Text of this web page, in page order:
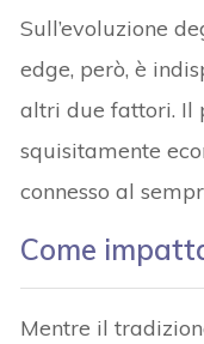
Sull’evoluzione
edge, però, è
altri due fattori. Il
squisitamente
connesso al
Come
Mentre il